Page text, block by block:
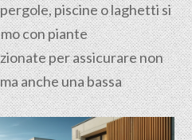
piscine o laghetti si
con piante
per assicurare non
anche una bassa